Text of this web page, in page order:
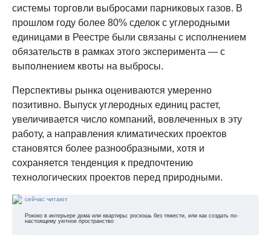
системы торговли выбросами парниковых газов. В
прошлом году более 80% сделок с углеродными
единицами в Реестре были связаны с исполнением
обязательств в рамках этого эксперимента — с
выполнением квоты на выбросы.
Перспективы рынка оцениваются умеренно
позитивно. Выпуск углеродных единиц растет,
увеличивается число компаний, вовлеченных в эту
работу, а направления климатических проектов
становятся более разнообразными, хотя и
сохраняется тенденция к предпочтению
технологических проектов перед природными.
сейчас читают
Рококо в интерьере дома или квартиры: роскошь без тяжести, или как создать по-
настоящему уютное пространство